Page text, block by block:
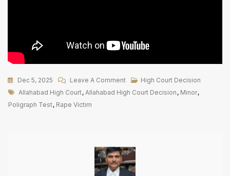
Dec 5, 2025 Leave A CommentOn
इलाहाबाद
पीड़िता
के
High Court Decision
Tags
Allahabad High Court, Allahabad High Court Decision , Minor,
Poligraph Test, Rape Victim